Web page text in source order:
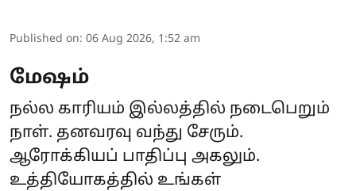
Published on: 06 Aug 2026, 1:52 am
மேஷம்
நல்ல காரியம் இல்லத்தில் நடைபெறும்
நாள். தனவரவு வந்து சேரும்.
ஆரோக்கியப் பாதிப்பு அகலும்.
உத்தியோகத்தில் உங்கள்